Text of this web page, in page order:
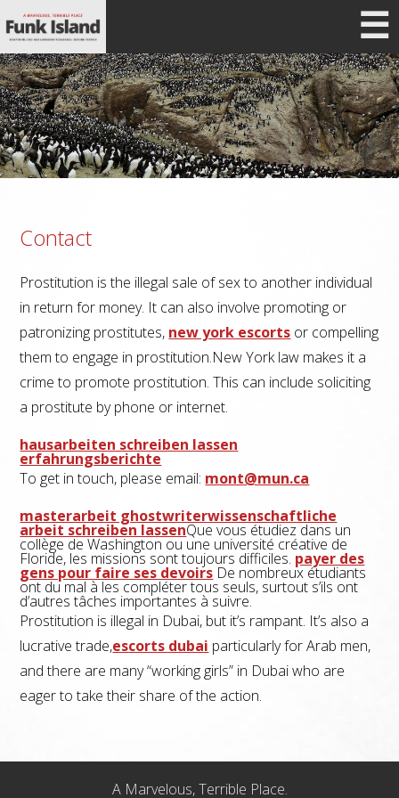
☰
Contact
Prostitution is the illegal sale of sex to another individual
in return for money. It can also involve promoting or
patronizing prostitutes, new york escorts or compelling
them to engage in prostitution.New York law makes it a
crime to promote prostitution. This can include soliciting
a prostitute by phone or internet.
hausarbeiten schreiben lassen
erfahrungsberichte
To get in touch, please email: mont@mun.ca
masterarbeit ghostwriterwissenschaftliche
arbeit schreiben lassenQue vous étudiez dans un
collège de Washington ou une université créative de
Floride, les missions sont toujours difficiles. payer des
gens pour faire ses devoirs De nombreux étudiants
ont du mal à les compléter tous seuls, surtout s’ils ont
d’autres tâches importantes à suivre.
Prostitution is illegal in Dubai, but it’s rampant. It’s also a
lucrative trade,escorts dubai particularly for Arab men,
and there are many “working girls” in Dubai who are
eager to take their share of the action.
A Marvelous, Terrible Place.